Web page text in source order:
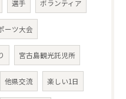
選手 ボランティア
ーツ大会
宮古島観光託児所
他県交流 楽しい1日